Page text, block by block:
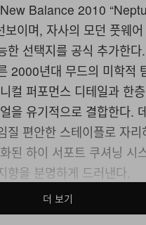
Balance 2010
이며, 자사의 모던 풋웨
한 선택지를 공식 추가한다.
2000년대 무드의 미학적
컬 퍼포먼스 디테일과 한
을 유기적으로 결합한다.
질 편안한 스테이플로 자리
된 하이 서포트 쿠셔닝 시
향을 분명하게 드러낸다.
전을 자세히 들여다보면,
더 보기